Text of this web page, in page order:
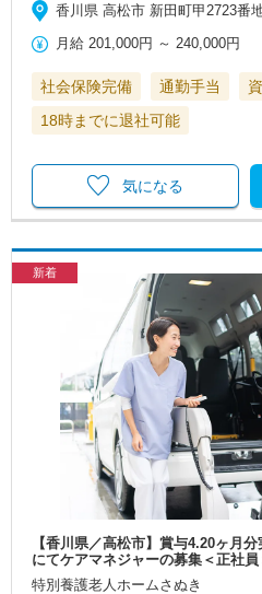
香川県 高松市 新田町甲2723番
月給 201,000円 ～ 240,000円
社会保険完備 通勤手当
18時までに退社可能
気になる
新着
【香川県／高松市】賞与4.20ヶ月
にてケアマネジャーの募集＜正社員
特別養護老人ホームさぬき